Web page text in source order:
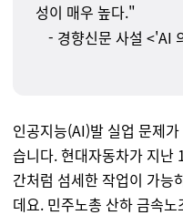
성이 매우 높다."
- 경향신문 사설 <'AI
인공지능(AI)발 실업 문제
습니다. 현대자동차가 지난
간처럼 섬세한 작업이 가능
데요. 민주노총 산하 금속